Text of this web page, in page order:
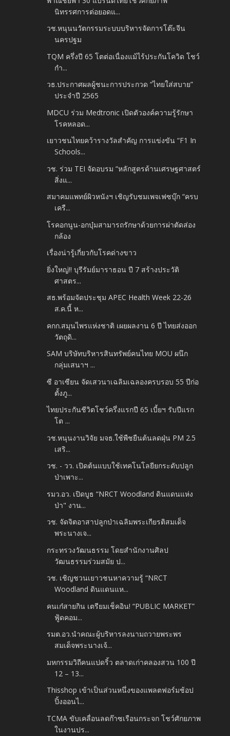
นิทรรศการต่อยอดแ...
วช.หนุนนวัตกรรมระบบบริหารจัดการโต๊ะจีน
นครปฐม
TQM ครึ่งปี 65 โตต่อเนื่องแม้ไร้ประกันโควิด โชว์
กำ...
วธ.ประกาศผลผู้ชนะการประกวด “ไทยใส่สบาย”
ประจำปี 2565
MDCU ร่วม Medtronic เปิดตัวองค์ความรู้รักษา
โรคหลอด...
เยาวชนไทยคว้ารางวัลสำคัญ การแข่งขัน “F1 In
Schools...
วช. ร่วม TEI จัดอบรม “หลักสูตรด้านเศรษฐศาสตร์
สิ่งแ...
สมาคมแพทย์ผิวหนังฯ เชิญรับชมเพจเฟซบุ๊ก “ครบ
เครื...
โรคอกนูน-อกบุ๋มสามารถรักษาด้วยการผ่าตัดส่อง
กล้อง
เรื่องน่ารู้เกี่ยวกับโรคด่างขาว
ยิ่งใหญ่!! บุรีรัมย์มาราธอน ปี 7 สร้างประวัติ
ศาสตร...
สธ.พร้อมจัดประชุม APEC Health Week 22-26
ส.ค.นี้ ห...
คกก.สมุนไพรแห่งชาติ เผยผลงาน 6 ปี ไทยส่งออก
วัตถุดิ...
SAM บริษัทบริหารสินทรัพย์คนไทย MOU ผนึก
กลุ่มเสนาฯ ...
ซี อาเซียน จัดเสวนาเฉลิมเฉลองครบรอบ 55 ปีก่อ
ตั้งภู...
ไทยประกันชีวิตโชว์ครึ่งแรกปี 65 เบี้ยฯ รับปีแรก
โต ...
วช.หนุนงานวิจัย มจธ.ใช้พืชยืนต้นลดฝุ่น PM 2.5
เสริ...
วช. - วว. เปิดต้นแบบใช้เทคโนโลยียกระดับปลูก
ป่าเพาะ...
รมว.อว. เปิดบูธ “NRCT Woodland ดินแดนแห่ง
ป่า" งาน...
วช. จัดจิตอาสาปลูกป่าเฉลิมพระเกียรติสมเด็จ
พระนางเจ...
กระทรวงวัฒนธรรม โดยสำนักงานศิลป
วัฒนธรรมร่วมสมัย ป...
วช. เชิญชวนเยาวชนหาความรู้ “NRCT
Woodland ดินแดนแห...
คนเก๋สายกิน เตรียมเช็คอิน! “PUBLIC MARKET”
ฟู้ดคอม...
รมต.อว.นำคณะผู้บริหารลงนามถวายพระพร
สมเด็จพระนางเจ้...
มหกรรมวิถีคนแปดริ้ว ตลาดเก่าคลองสวน 100 ปี
12 – 13...
Thisshop เข้าเป็นส่วนหนึ่งของแพลตฟอร์มช้อป
ปิ้งออนไ...
TCMA ขับเคลื่อนลดก๊าซเรือนกระจก โชว์ศักยภาพ
ในงานปร...